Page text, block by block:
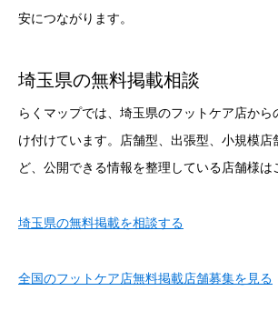
安につながります。
埼玉県の無料掲載相談
らくマップでは、埼玉県のフットケア店から
け付けています。店舗型、出張型、小規模店
ど、公開できる情報を整理している店舗様は
埼玉県の無料掲載を相談する
全国のフットケア店無料掲載店舗募集を見る